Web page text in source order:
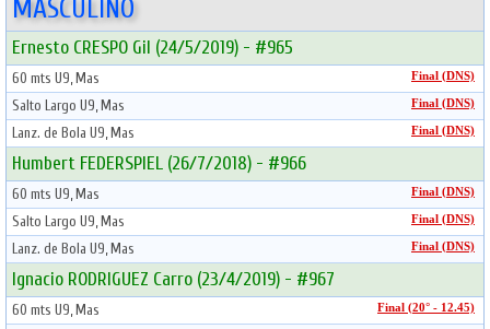
MASCULINO
Ernesto CRESPO Gil (24/5/2019) - #965
60 mts U9, Mas Final (DNS)
Salto Largo U9, Mas Final (DNS)
Lanz. de Bola U9, Mas Final (DNS)
Humbert FEDERSPIEL (26/7/2018) - #966
60 mts U9, Mas Final (DNS)
Salto Largo U9, Mas Final (DNS)
Lanz. de Bola U9, Mas Final (DNS)
Ignacio RODRIGUEZ Carro (23/4/2019) - #967
60 mts U9, Mas Final (20° - 12.45)